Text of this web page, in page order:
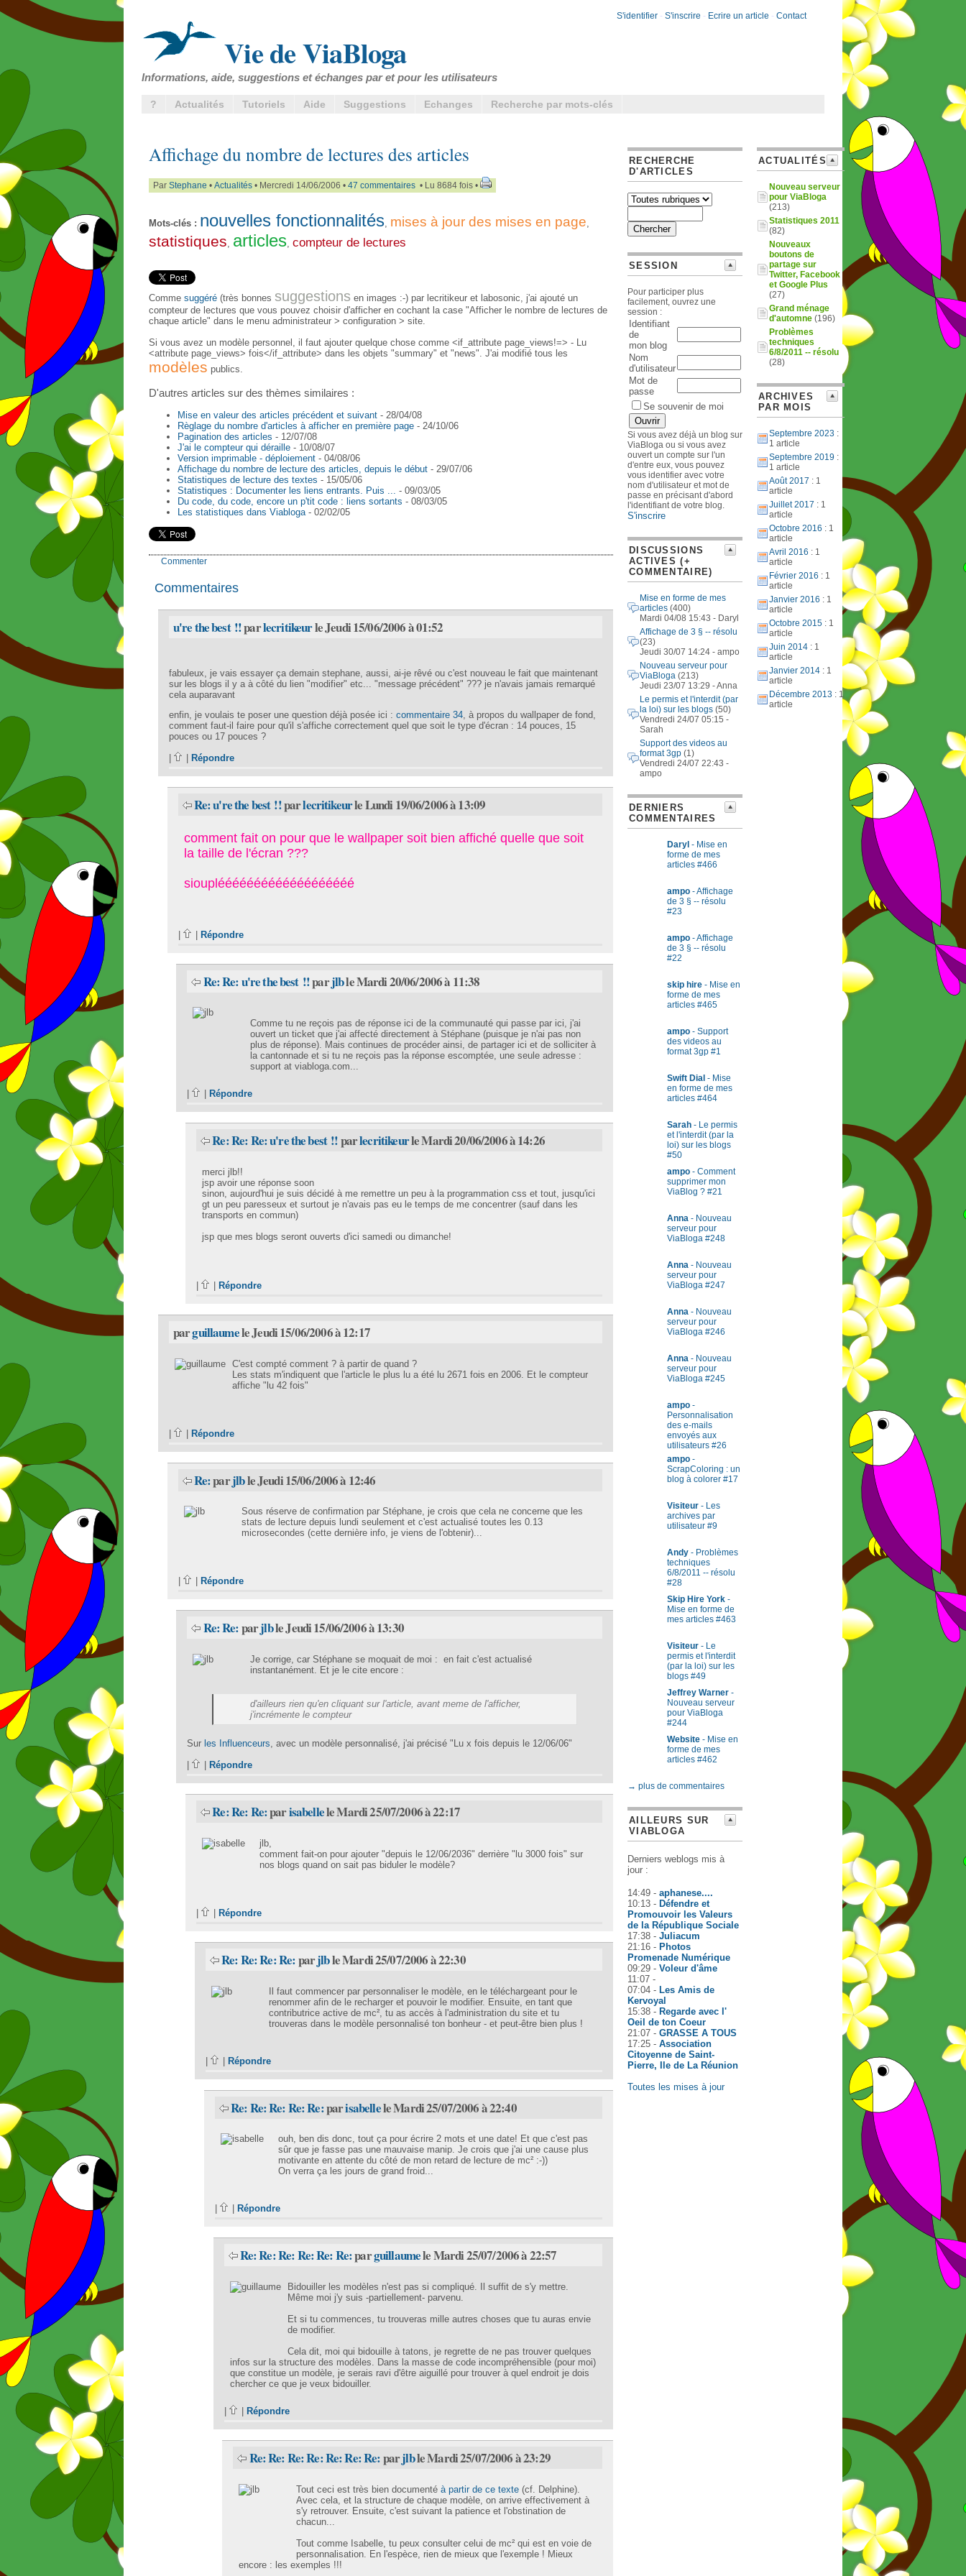
S'identifier - S'inscrire - Ecrire un article - Contact
Vie de ViaBloga
Informations, aide, suggestions et échanges par et pour les utilisateurs
? Actualités Tutoriels Aide Suggestions Echanges Recherche par mots-clés
Affichage du nombre de lectures des articles
Par Stephane • Actualités • Mercredi 14/06/2006 • 47 commentaires • Lu 8684 fois •
Mots-clés : nouvelles fonctionnalités mises à jour des mises en page
statistiques articles compteur de lectures
Comme suggéré (très bonnes suggestions en images :-) par lecritikeur et labosonic, j'ai ajouté un
compteur de lectures que vous pouvez choisir d'afficher en cochant la case "Afficher le nombre de lectures de
chaque article" dans le menu administrateur > configuration > site.
Si vous avez un modèle personnel, il faut ajouter quelque chose comme <if_attribute page_views!=> - Lu
<attribute page_views> fois</if_attribute> dans les objets "summary" et "news". J'ai modifié tous les
modèles publics.
D'autres articles sur des thèmes similaires :
Mise en valeur des articles précédent et suivant - 28/04/08
Règlage du nombre d'articles à afficher en première page - 24/10/06
Pagination des articles - 12/07/08
J'ai le compteur qui déraille - 10/08/07
Version imprimable - déploiement - 04/08/06
Affichage du nombre de lecture des articles, depuis le début - 29/07/06
Statistiques de lecture des textes - 15/05/06
Statistiques : Documenter les liens entrants. Puis ... - 09/03/05
Du code, du code, encore un p'tit code : liens sortants - 08/03/05
Les statistiques dans Viabloga- 02/02/05
Commenter
Commentaires
u're the best !!parlecritikeurle Jeudi 15/06/2006 à 01:52
fabuleux, je vais essayer ça demain stephane, aussi, ai-je rêvé ou c'est nouveau le fait que maintenant
sur les blogs il y a à côté du lien "modifier" etc... "message précédent" ??? je n'avais jamais remarqué
cela auparavant
enfin, je voulais te poser une question déjà posée ici : commentaire 34, à propos du wallpaper de fond,
comment faut-il faire pour qu'il s'affiche correctement quel que soit le type d'écran : 14 pouces, 15
pouces ou 17 pouces ?
Répondre
Re: u're the best !!parlecritikeurle Lundi 19/06/2006 à 13:09
comment fait on pour que le wallpaper soit bien affiché quelle que soit
la taille de l'écran ???
siouplééééééééééééééééééé
| | Répondre
Re: Re: u're the best !!parjlble Mardi 20/06/2006 à 11:38
Comme tu ne reçois pas de réponse ici de la communauté qui passe par ici, j'ai
ouvert un ticket que j'ai affecté directement à Stéphane (puisque je n'ai pas non
plus de réponse). Mais continues de procéder ainsi, de partager ici et de solliciter à
la cantonnade et si tu ne reçois pas la réponse escomptée, une seule adresse :
support at viabloga.com...
| Répondre
Re: Re: Re: u're the best !!parlecritikeurle Mardi 20/06/2006 à 14:26
merci jlb!!
jsp avoir une réponse soon
sinon, aujourd'hui je suis décidé à me remettre un peu à la programmation css et tout, jusqu'ici
gt un peu paresseux et surtout je n'avais pas eu le temps de me concentrer (sauf dans les
transports en commun)
jsp que mes blogs seront ouverts d'ici samedi ou dimanche!
| Répondre
parguillaumele Jeudi 15/06/2006 à 12:17
C'est compté comment ? à partir de quand ?
Les stats m'indiquent que l'article le plus lu a été lu 2671 fois en 2006. Et le compteur
affiche "lu 42 fois"
| | Répondre
Re:parjlble Jeudi 15/06/2006 à 12:46
Sous réserve de confirmation par Stéphane, je crois que cela ne concerne que les
stats de lecture depuis lundi seulement et c'est actualisé toutes les 0.13
microsecondes (cette dernière info, je viens de l'obtenir)...
Répondre
Re: Re:parjlble Jeudi 15/06/2006 à 13:30
Je corrige, car Stéphane se moquait de moi : en fait c'est actualisé
instantanément. Et je le cite encore :
d'ailleurs rien qu'en cliquant sur l'article, avant meme de l'afficher,
j'incrémente le compteur
Sur les Influenceurs, avec un modèle personnalisé, j'ai précisé "Lu x fois depuis le 12/06/06"
|
Répondre
Re: Re: Re:parisabellele Mardi 25/07/2006 à 22:17
jlb,
comment fait-on pour ajouter "depuis le 12/06/2036" derrière "lu 3000 fois" sur
nos blogs quand on sait pas biduler le modèle?
| Répondre
Re: Re: Re: Re:parjlble Mardi 25/07/2006 à 22:30
Il faut commencer par personnaliser le modèle, en le téléchargeant pour le
renommer afin de le recharger et pouvoir le modifier. Ensuite, en tant que
contributrice active de mc², tu as accès à l'administration du site et tu
trouveras dans le modèle personnalisé ton bonheur - et peut-être bien plus !
| | Répondre
Re: Re: Re: Re: Re:parisabellele Mardi 25/07/2006 à 22:40
ouh, ben dis donc, tout ça pour écrire 2 mots et une date! Et que c'est pas
sûr que je fasse pas une mauvaise manip. Je crois que j'ai une cause plus
motivante en attente du côté de mon retard de lecture de mc² :-))
On verra ça les jours de grand froid...
Répondre
Re: Re: Re: Re: Re: Re:parguillaumele Mardi 25/07/2006 à 22:57
Bidouiller les modèles n'est pas si compliqué. Il suffit de s'y mettre.
Même moi j'y suis -partiellement- parvenu.
Et si tu commences, tu trouveras mille autres choses que tu auras envie
de modifier.
Cela dit, moi qui bidouille à tatons, je regrette de ne pas trouver quelques
infos sur la structure des modèles. Dans la masse de code incompréhensible (pour moi)
que constitue un modèle, je serais ravi d'être aiguillé pour trouver à quel endroit je dois
chercher ce que je veux bidouiller.
Répondre
Re: Re: Re: Re: Re: Re: Re:parjlble Mardi 25/07/2006 à 23:29
Tout ceci est très bien documentéà partir de ce texte (cf. Delphine).
Avec cela, et la structure de chaque modèle, on arrive effectivement à
s'y retrouver. Ensuite, c'est suivant la patience et l'obstination de
chacun...
Tout comme Isabelle, tu peux consulter celui de mc² qui est en voie de
personnalisation. En l'espèce, rien de mieux que l'exemple ! Mieux
encore : les exemples !!!
RECHERCHE
D'ARTICLES
SESSION
Pour participer plus
facilement, ouvrez une
session :
Identifiant
de
mon blog
Nom
d'utilisateur
Mot de
passe
Se souvenir de moi
Si vous avez déjà un blog sur
ViaBloga ou si vous avez
ouvert un compte sur l'un
d'entre eux, vous pouvez
vous identifier avec votre
nom d'utilisateur et mot de
passe en précisant d'abord
l'identifiant de votre blog.
S'inscrire
DISCUSSIONS
ACTIVES (+
COMMENTAIRE)
Mise en forme de mes
articles (400)
Mardi 04/08 15:43 - Daryl
Affichage de 3 § -- résolu
(23)
Jeudi 30/07 14:24 - ampo
Nouveau serveur pour
ViaBloga (213)
Jeudi 23/07 13:29 - Anna
Le permis et l'interdit (par
la loi) sur les blogs (50)
Vendredi 24/07 05:15 -
Sarah
Support des videos au
format 3gp (1)
Vendredi 24/07 22:43 -
ampo
DERNIERS
COMMENTAIRES
Daryl - Mise en
forme de mes
articles #466
ampo - Affichage
de 3 § -- résolu
#23
ampo - Affichage
de 3 § -- résolu
#22
skip hire - Mise en
forme de mes
articles #465
ampo - Support
des videos au
format 3gp #1
Swift Dial - Mise
en forme de mes
articles #464
Sarah - Le permis
et l'interdit (par la
loi) sur les blogs
#50
ampo - Comment
supprimer mon
ViaBlog ? #21
Anna - Nouveau
serveur pour
ViaBloga #248
Anna - Nouveau
serveur pour
ViaBloga #247
Anna - Nouveau
serveur pour
ViaBloga #246
Anna - Nouveau
serveur pour
ViaBloga #245
ampo -
Personnalisation
des e-mails
envoyés aux
utilisateurs #26
ampo -
ScrapColoring : un
blog à colorer #17
Visiteur - Les
archives par
utilisateur #9
Andy - Problèmes
techniques
6/8/2011 -- résolu
#28
Skip Hire York -
Mise en forme de
mes articles #463
Visiteur - Le
permis et l'interdit
(par la loi) sur les
blogs #49
Jeffrey Warner -
Nouveau serveur
pour ViaBloga
#244
Website - Mise en
forme de mes
articles #462
→ plus de commentaires
AILLEURS SUR
VIABLOGA
Derniers weblogs mis à
jour :
14:49 - aphanese....
10:13 - Défendre et
Promouvoir les Valeurs
de la République Sociale
17:38 - Juliacum
21:16 - Photos
Promenade Numérique
09:29 - Voleur d'âme
11:07 -
07:04 - Les Amis de
Kervoyal
15:38 - Regarde avec l'
Oeil de ton Coeur
21:07 - GRASSE A TOUS
17:25 - Association
Citoyenne de Saint-
Pierre, Ile de La Réunion
Toutes les mises à jour
ACTUALITÉS
Nouveau serveur
pour ViaBloga
(213)
Statistiques 2011
(82)
Nouveaux
boutons de
partage sur
Twitter, Facebook
et Google Plus
(27)
Grand ménage
d'automne (196)
Problèmes
techniques
6/8/2011 -- résolu
(28)
ARCHIVES
PAR MOIS
Septembre 2023 :
1 article
Septembre 2019 :
1 article
Août 2017 : 1
article
Juillet 2017 : 1
article
Octobre 2016 : 1
article
Avril 2016 : 1
article
Février 2016 : 1
article
Janvier 2016 : 1
article
Octobre 2015 : 1
article
Juin 2014 : 1
article
Janvier 2014 : 1
article
Décembre 2013 : 1
article